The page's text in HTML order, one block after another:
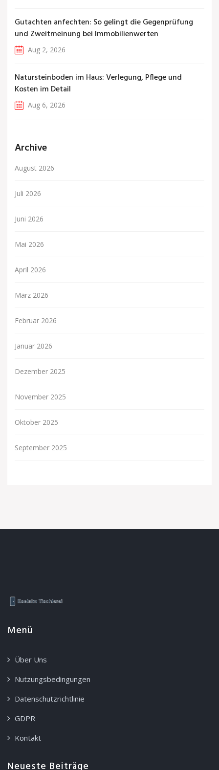
Gutachten anfechten: So gelingt die Gegenprüfung
und Zweitmeinung bei Immobilienwerten
Aug 2, 2026
Natursteinboden im Haus: Verlegung, Pflege und
Kosten im Detail
Aug 6, 2026
Archive
August 2026
Juli 2026
Juni 2026
Mai 2026
April 2026
März 2026
Februar 2026
Januar 2026
Dezember 2025
November 2025
Oktober 2025
September 2025
Menü
Über Uns
Nutzungsbedingungen
Datenschutzrichtlinie
GDPR
Kontakt
Neueste Beiträge